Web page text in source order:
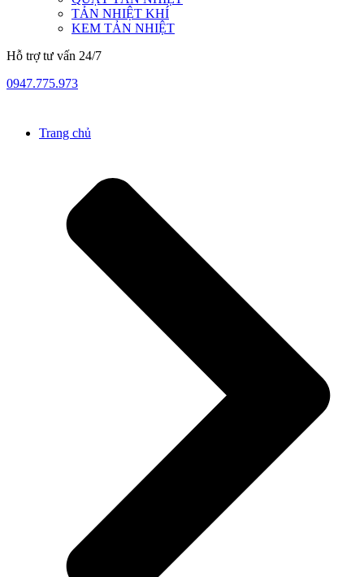
TẢN NHIỆT KHÍ
KEM TẢN NHIỆT
Hỗ trợ tư vấn 24/7
0947.775.973
Trang chủ